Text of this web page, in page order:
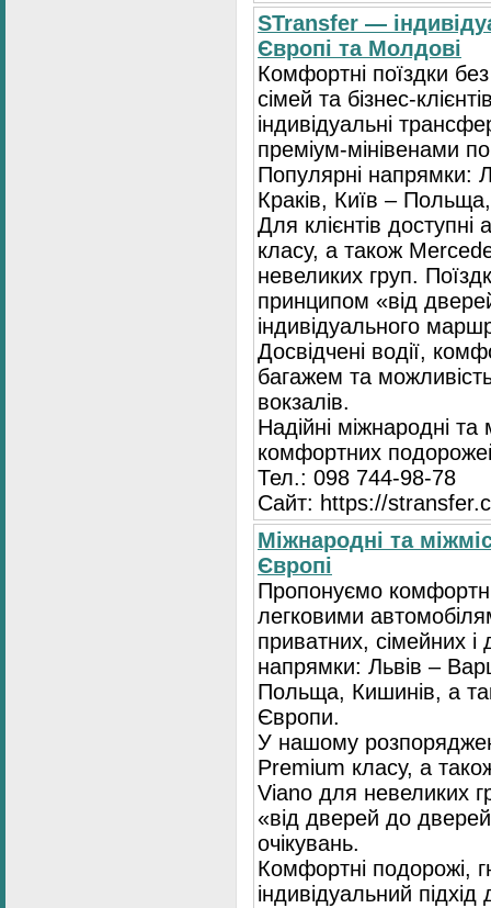
STransfer —
Європі та Молдові
Комфортні поїздки
сімей та бізнес-
індивідуальні
преміум-мінівенами
Популярні напрямки:
Краків, Київ –
Для клієнтів
класу, а також
невеликих груп.
принципом «від
індивідуального
Досвідчені водії,
багажем та
вокзалів.
Надійні міжнародні
комфортних
Тел.: 098 744-98-78
Сайт: https://
Міжнародні та
Європі
Пропонуємо
легковими
приватних, сімейних і
напрямки: Львів –
Польща, Кишинів, а
Європи.
У нашому
Premium класу, а
Viano для невеликих
«від дверей до
очікувань.
Комфортні подорожі,
індивідуальний